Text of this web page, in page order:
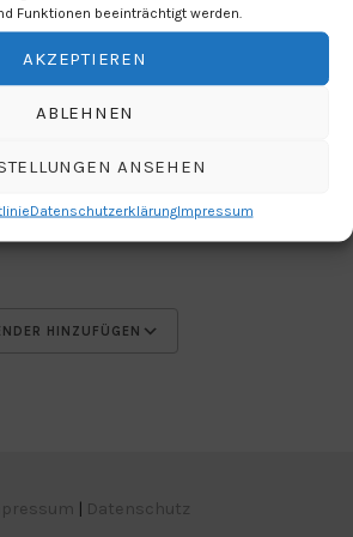
Funktionen beeinträchtigt werden.
AKZEPTIEREN
ABLEHNEN
ANSEHEN
DatenschutzerklärungImpressum
LOUISE
HINZUFÜGEN
| Datenschutz